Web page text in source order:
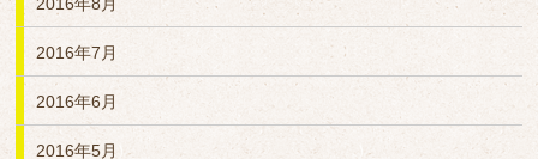
2016年7月
2016年6月
2016年5月